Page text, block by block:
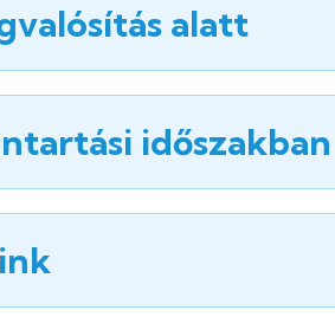
alatt
időszakban